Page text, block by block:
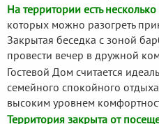
На территории есть
которых можно разогреть
Закрытая беседка с зоной
провести вечер в дружной
Гостевой Дом считается
семейного спокойного
высоким уровнем
Территория закрыта от